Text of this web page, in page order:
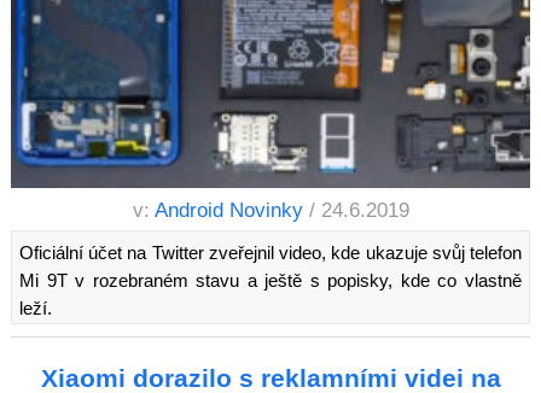
v: Android Novinky / 24.6.2019
Oficiální účet na Twitter zveřejnil video, kde ukazuje svůj telefon
Mi 9T v rozebraném stavu a ještě s popisky, kde co vlastně
leží.
Xiaomi dorazilo s reklamními videi na